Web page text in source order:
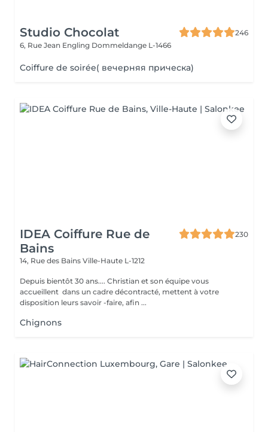
Studio Chocolat
246
6, Rue Jean Engling Dommeldange L-1466
Coiffure de soirée( вечерняя прическа)
IDEA Coiffure Rue de
Bains
230
14, Rue des Bains Ville-Haute L-1212
Depuis bientôt 30 ans.... Christian et son équipe vous
accueillent dans un cadre décontracté, mettent à votre
disposition leurs savoir -faire, afin ...
Chignons